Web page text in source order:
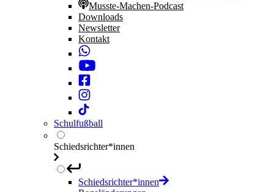
Musste-Machen-Podcast
Downloads
Newsletter
Kontakt
Schulfußball
Schiedsrichter*innen
Schiedsrichter*innen